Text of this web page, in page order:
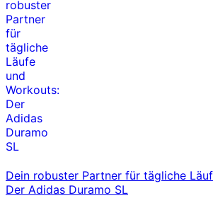
Dein robuster Partner für tägliche
Der Adidas Duramo SL